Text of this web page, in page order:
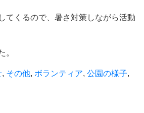
てくるので、暑さ対策しながら活動
。
, その他, ボランティア, 公園の様子,